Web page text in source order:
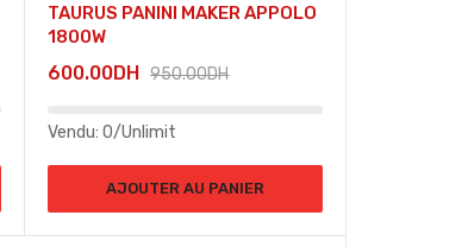
TAURUS PANINI MAKER APPOLO
1800W
950.00DH
600.00DH
Vendu: 0/Unlimit
AJOUTER AU PANIER